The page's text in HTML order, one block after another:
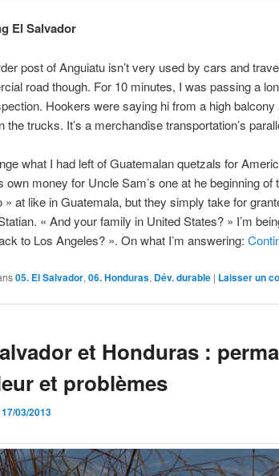
El Salvador
post of Anguiatu isn’t very used by cars and
road though. For 10 minutes, I was passing a
Hookers were saying hi from a high
the trucks. It’s a merchandise transportation’s
what I had left of Guatemalan quetzals for
own money for Uncle Sam’s one at he beginning of
» at like in Guatemala, but they simply take for
« And your family in United States? » I’m
to Los Angeles? ». On what I’m answering:
05. El Salvador, 06. Honduras, Dév. durable | Laisser un
et Honduras :
et problèmes
17/03/2013